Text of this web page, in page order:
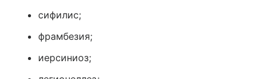
сифилис;
фрамбезия;
иерсиниоз;